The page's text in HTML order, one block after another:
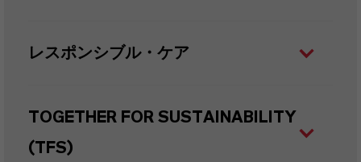
レスポンシブル・ケア
TOGETHER FOR SUSTAINABILITY
(TFS)